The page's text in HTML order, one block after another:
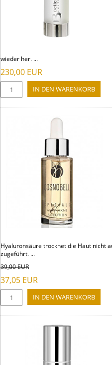
wieder her. ...
230,00 EUR
Hyaluronsäure trocknet die Haut nicht
zugeführt. ...
39,00EUR
37,05 EUR